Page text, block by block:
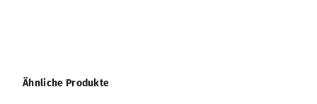
Produktgalerie überspringen
Ähnliche Produkte